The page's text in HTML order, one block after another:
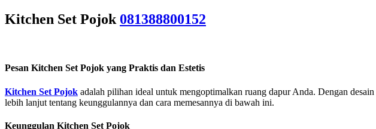
Kitchen Set Pojok 081388800152
Pesan Kitchen Set Pojok yang Praktis dan Estetis
Kitchen Set Pojok adalah pilihan ideal untuk mengoptimalkan ruang dapur Anda. Dengan
lebih lanjut tentang keunggulannya dan cara memesannya di bawah ini.
Keunggulan Kitchen Set Pojok